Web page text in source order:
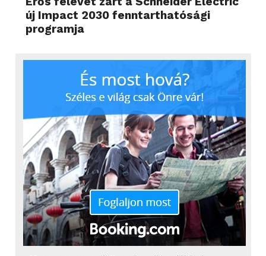
új Impact 2030 fenntarthatósági
programja